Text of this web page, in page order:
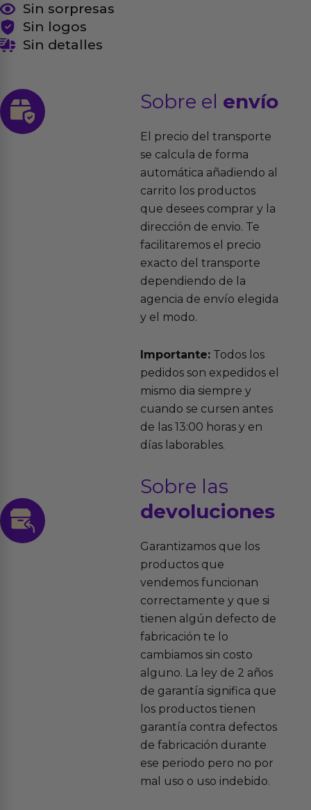
Sin sorpresas
Sin logos
Sin detalles
Sobre el envío
El precio del transporte
se calcula de forma
automática añadiendo al
carrito los productos
que desees comprar y la
dirección de envio. Te
facilitaremos el precio
exacto del transporte
dependiendo de la
agencia de envío elegida
y el modo.
Importante:Todos los
pedidos son expedidos el
mismo dia siempre y
cuando se cursen antes
de las 13:00 horas y en
días laborables.
Sobre las
devoluciones
Garantizamos que los
productos que
vendemos funcionan
correctamente y que si
tienen algún defecto de
fabricación te lo
cambiamos sin costo
alguno. La ley de 2 años
de garantía significa que
los productos tienen
garantía contra defectos
de fabricación durante
ese periodo pero no por
mal uso o uso indebido.